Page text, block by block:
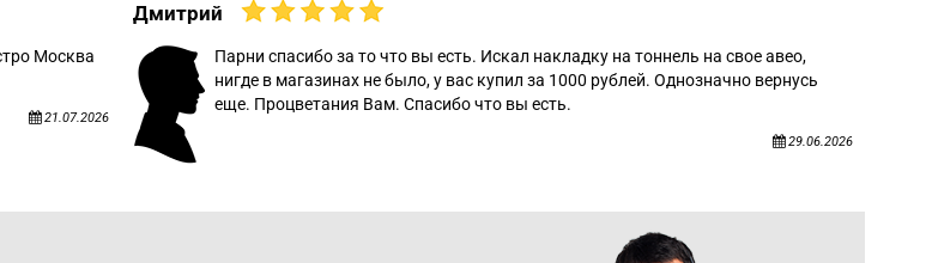
Москва
21.07.2026
Дмитрий
Парни спасибо за то что вы есть. Искал накладку на тоннель на свое авео,
нигде в магазинах не было, у вас купил за 1000 рублей. Однозначно вернусь
еще. Процветания Вам. Спасибо что вы есть.
29.06.2026